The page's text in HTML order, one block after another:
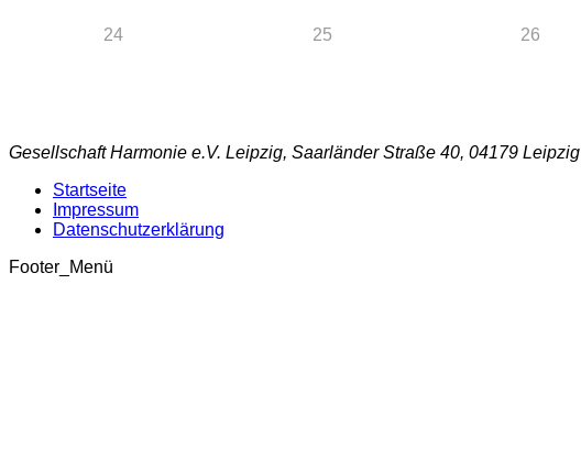
24 25 26
Gesellschaft Harmonie e.V. Leipzig, Saarländer Straße 40, 04179 Leipzig
Startseite
Impressum
Datenschutzerklärung
Footer_Menü